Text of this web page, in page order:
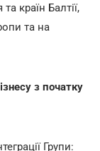
країн Балтії,
та на
з початку
Групи: